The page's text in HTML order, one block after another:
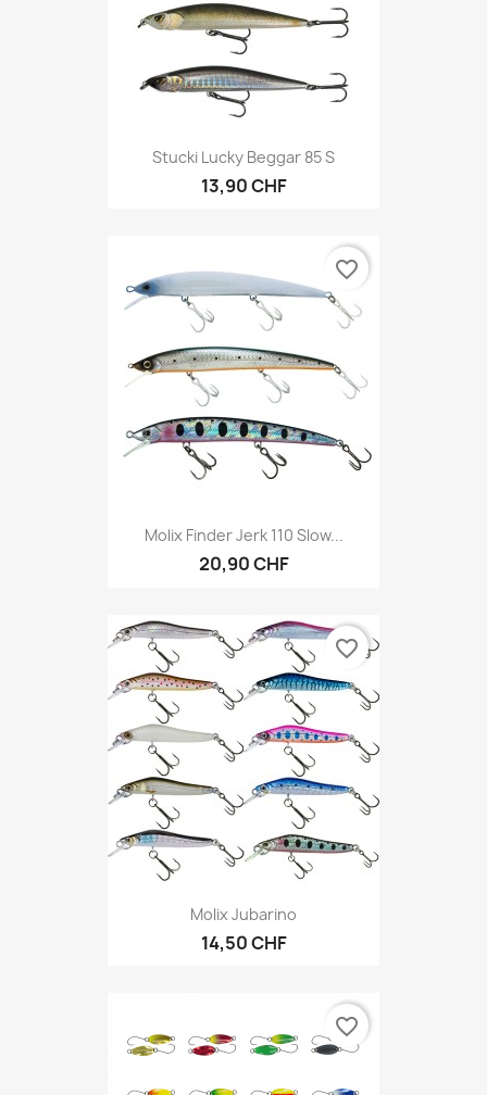
Stucki Lucky Beggar 85 S
13,90 CHF
Molix Finder Jerk 110 Slow...
20,90 CHF
favorite_border
Molix Jubarino
14,50 CHF
favorite_border
favorite_border